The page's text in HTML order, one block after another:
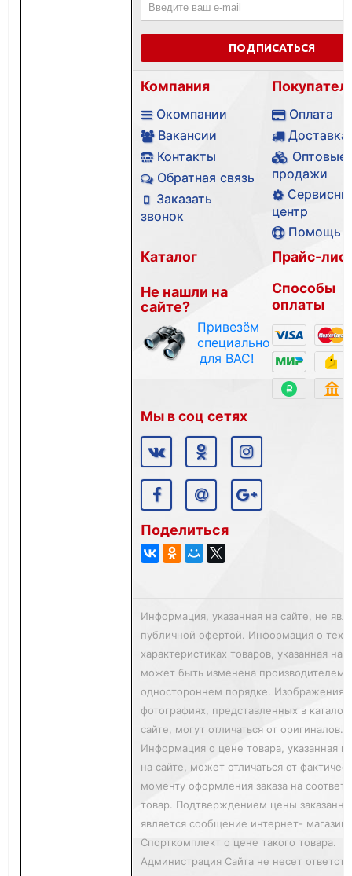
ПОДПИСАТЬСЯ
Компания
Окомпании
Вакансии
Контакты
Обратная связь
Заказать
звонок
Оплата
Доставка
Оптовые
продажи
центр
Помощь
Каталог
Не нашли на
сайте?
Привезём
специально
для ВАС!
Прайс-
Способы
оплаты
Мы в соц сетях
Поделиться
Информация, указанная на сайте, не
публичной офертой. Информация о
характеристиках товаров, указанная на
может быть изменена производителем
одностороннем порядке. Изображения
фотографиях, представленных в
сайте, могут отличаться от оригиналов.
Информация о цене товара, указанная в
на сайте, может отличаться от
моменту оформления заказа на
товар. Подтверждением цены
является сообщение интернет- магазина
Спорткомплект о цене такого товара.
Администрация Сайта не несет